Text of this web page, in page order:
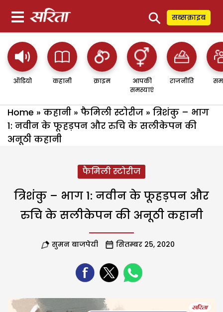
⚲ सब्सक्राइब
ऑडियो कहानी क्राइम
आपकी
समस्याएं
राजनीति
Home » कहानी » फैमिली स्टोरीज » त्रिशंकु – भाग
1: नवीन के फूहड़पन और रुचि के सलीकेपन की
अनूठी कहानी
फैमिली स्टोरीज
त्रिशंकु – भाग 1: नवीन के फूहड़पन और
रुचि के सलीकेपन की अनूठी कहानी
सुमन बाजपेयी सितम्बर 25, 2020